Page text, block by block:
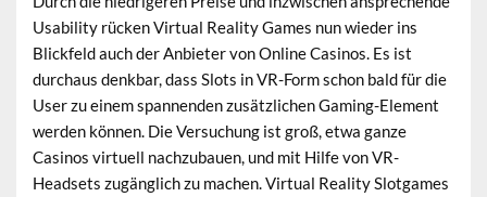
Usability rücken Virtual Reality Games nun wieder ins
Blickfeld auch der Anbieter von Online Casinos. Es ist
durchaus denkbar, dass Slots in VR-Form schon bald für die
User zu einem spannenden zusätzlichen Gaming-Element
werden können. Die Versuchung ist groß, etwa ganze
Casinos virtuell nachzubauen, und mit Hilfe von VR-
Headsets zugänglich zu machen. Virtual Reality Slotgames